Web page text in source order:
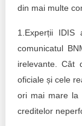
din mai multe
1.Experții
comunicatul
irelevante. Cât
oficiale și cele
ori mai mare la
creditelor